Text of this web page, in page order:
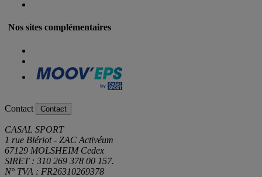
Nos sites complémentaires
Contact Contact
CASAL SPORT
1 rue Blériot - ZAC Activéum
67129 MOLSHEIM Cedex
SIRET : 310 269 378 00 157.
N° TVA : FR26310269378